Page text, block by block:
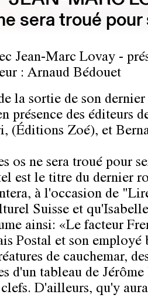
sera troué
Jean-Marc Lovay -
: Arnaud Bédouet
la sortie de son
présence des éditeurs
(Éditions Zoé), et
os ne sera troué pour
est le titre du dernier
à l'occasion de
Suisse et
ainsi: «Le facteur
Postal et son employé
de cauchemar,
d'un tableau de
clefs. D'ailleurs, qu'y